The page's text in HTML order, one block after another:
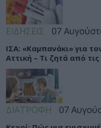
ΕΙΔΗΣΕΙΣ 07
ΙΣΑ: «Καμπανάκι» για
Αττική – Τι ζητά από
ΔΙΑΤΡΟΦΗ 07